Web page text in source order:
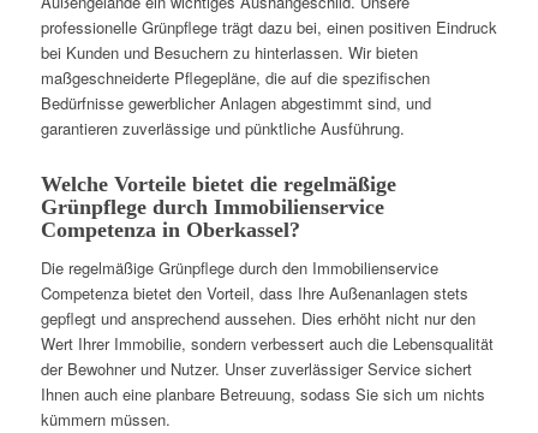
professionelle Grünpflege trägt dazu bei, einen positiven Eindruck
bei Kunden und Besuchern zu hinterlassen. Wir bieten
maßgeschneiderte Pflegepläne, die auf die spezifischen
Bedürfnisse gewerblicher Anlagen abgestimmt sind, und
garantieren zuverlässige und pünktliche Ausführung.
Welche Vorteile bietet die regelmäßige
Grünpflege durch Immobilienservice
Competenza in Oberkassel?
Die regelmäßige Grünpflege durch den Immobilienservice
Competenza bietet den Vorteil, dass Ihre Außenanlagen stets
gepflegt und ansprechend aussehen. Dies erhöht nicht nur den
Wert Ihrer Immobilie, sondern verbessert auch die Lebensqualität
der Bewohner und Nutzer. Unser zuverlässiger Service sichert
Ihnen auch eine planbare Betreuung, sodass Sie sich um nichts
kümmern müssen.